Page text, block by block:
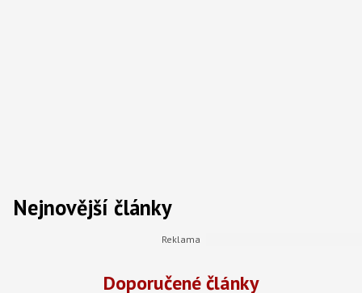
Nejnovější články
Doporučené články